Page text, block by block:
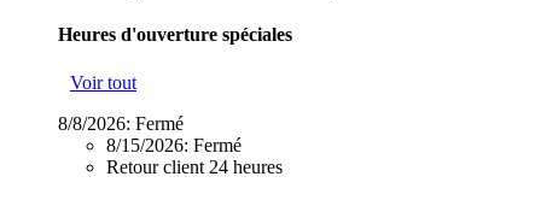
Heures d'ouverture spéciales
Voir tout
8/8/2026: Fermé
8/15/2026: Fermé
Retour client 24 heures